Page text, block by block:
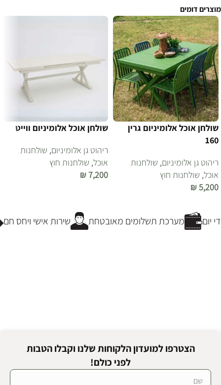
מוצרים דומים
שולחן אוכל אלומיניום גרין
160
ריהוט גן אלומיניום, שולחנות
אוכל, שולחנות חוץ
₪5,200
שולחן אוכל אלומיניום ווייט
ריהוט גן אלומיניום, שולחנות
אוכל, שולחנות חוץ
₪7,200
שירות אישי ויחס חם מערכת תשלומים מאובטחת יום
הצטרפו למועדון הלקוחות שלנו וקבלו הטבות
לפני כולם!